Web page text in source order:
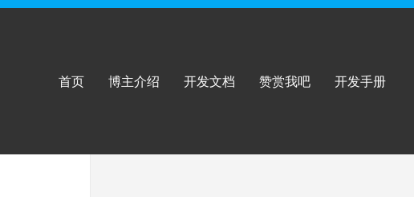
首页 博主介绍 开发文档 赞赏我吧 开发手册